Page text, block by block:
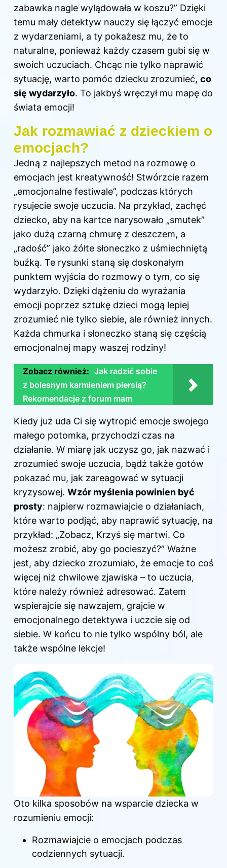
zabawka nagle wylądowała w koszu?” Dzięki
temu mały detektyw nauczy się łączyć emocje
z wydarzeniami, a ty pokażesz mu, że to
naturalne, ponieważ każdy czasem gubi się w
swoich uczuciach. Chcąc nie tylko naprawić
sytuację, warto pomóc dziecku zrozumieć, co
się wydarzyło. To jakbyś wręczył mu mapę do
świata emocji!
Jak rozmawiać z dzieckiem o
emocjach?
Jedną z najlepszych metod na rozmowę o
emocjach jest kreatywność! Stwórzcie razem
„emocjonalne festiwale”, podczas których
rysujecie swoje uczucia. Na przykład, zachęć
dziecko, aby na kartce narysowało „smutek”
jako dużą czarną chmurę z deszczem, a
„radość” jako żółte słoneczko z uśmiechniętą
buźką. Te rysunki staną się doskonałym
punktem wyjścia do rozmowy o tym, co się
wydarzyło. Dzięki dążeniu do wyrażania
emocji poprzez sztukę dzieci mogą lepiej
zrozumieć nie tylko siebie, ale również innych.
Każda chmurka i słoneczko staną się częścią
emocjonalnej mapy waszej rodziny!
Zobacz również: Jak radzić sobie
z bolesnym karmieniem piersią?
Rekomendacje z forum mam
Kiedy już uda Ci się wytropić emocje swojego
małego potomka, przychodzi czas na
działanie. W miarę jak uczysz go, jak nazwać i
zrozumieć swoje uczucia, bądź także gotów
pokazać mu, jak zareagować w sytuacji
kryzysowej. Wzór myślenia powinien być
prosty: najpierw rozmawiajcie o działaniach,
które warto podjąć, aby naprawić sytuację, na
przykład: „Zobacz, Krzyś się martwi. Co
możesz zrobić, aby go pocieszyć?” Ważne
jest, aby dziecko zrozumiało, że emocje to coś
więcej niż chwilowe zjawiska – to uczucia,
które należy również adresować. Zatem
wspierajcie się nawzajem, grajcie w
emocjonalnego detektywa i uczcie się od
siebie. W końcu to nie tylko wspólny ból, ale
także wspólne lekcje!
Oto kilka sposobów na wsparcie dziecka w
rozumieniu emocji:
Rozmawiajcie o emocjach podczas
codziennych sytuacji.